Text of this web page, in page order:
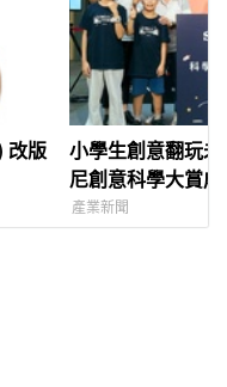
改版
小學生創意翻玩
尼創意科學大賞
免費開放體驗
產業新聞